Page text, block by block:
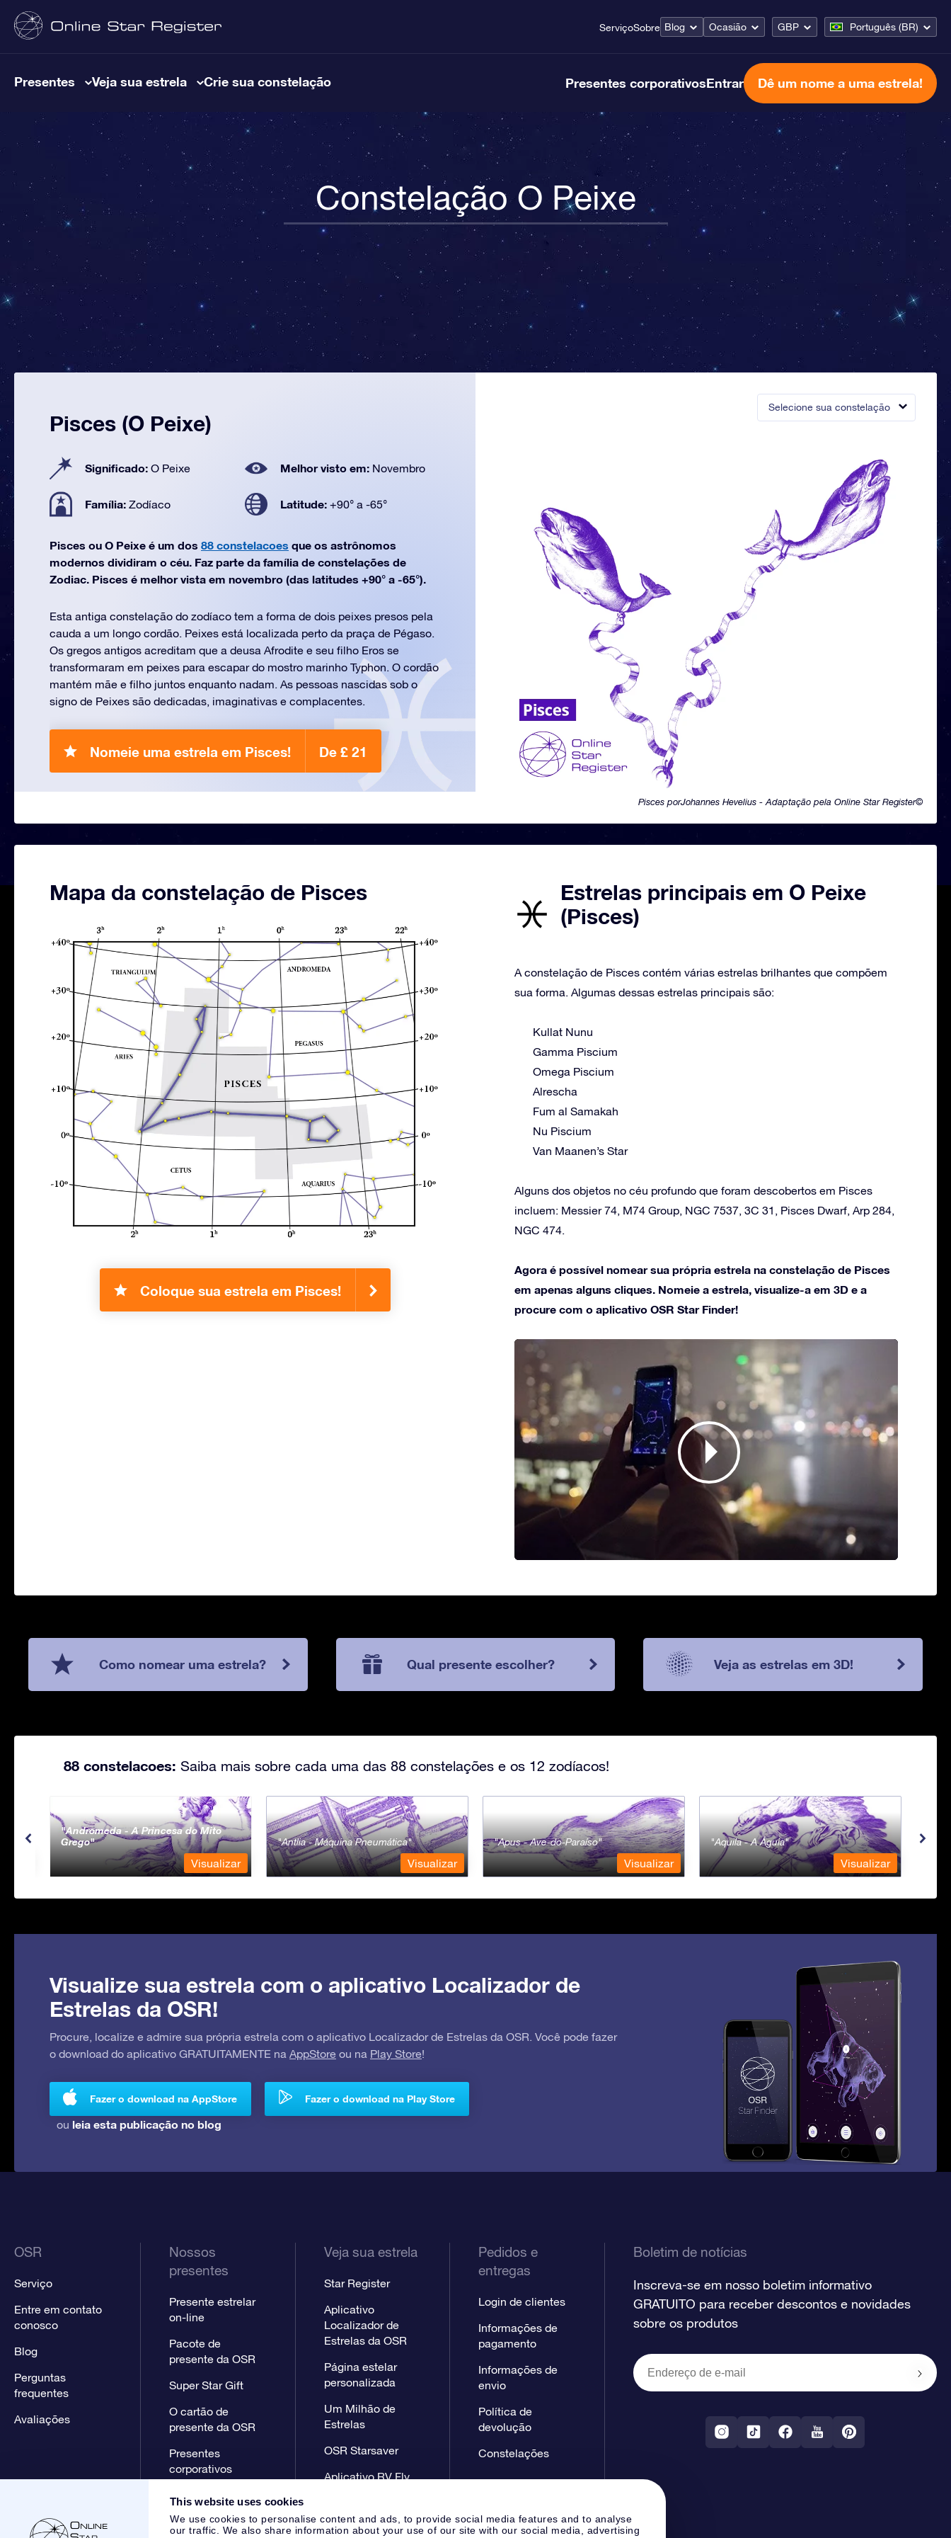
This website uses cookies
We use cookies to personalise content and ads, to provide social media features and to analyse
our traffic. We also share information about your use of our site with our social media, advertising
ServiçoSobre Blog Ocasião GBP Português (BR)
Presentes Veja sua estrela Crie sua constelação Presentes corporativosEntrar Dê um nome a uma estrela!
Constelação O Peixe
Selecione sua constelação
Pisces porJohannes Hevelius - Adaptação pela Online Star Register©
Pisces (O Peixe)
Significado: O Peixe Melhor visto em: Novembro
Família: Zodíaco Latitude: +90° a -65°
Pisces ou O Peixe é um dos 88 constelacoes que os astrônomos
modernos dividiram o céu. Faz parte da família de constelações de
Zodiac. Pisces é melhor vista em novembro (das latitudes +90° a -65°).
Esta antiga constelação do zodíaco tem a forma de dois peixes presos pela
cauda a um longo cordão. Peixes está localizada perto da praça de Pégaso.
Os gregos antigos acreditam que a deusa Afrodite e seu filho Eros se
transformaram em peixes para escapar do mostro marinho Typhon. O cordão
mantém mãe e filho juntos enquanto nadam. As pessoas nascidas sob o
signo de Peixes são dedicadas, imaginativas e complacentes.
Nomeie uma estrela em Pisces! De £ 21
Mapa da constelação de Pisces
Coloque sua estrela em Pisces!
Estrelas principais em O Peixe
(Pisces)
A constelação de Pisces contém várias estrelas brilhantes que compõem
sua forma. Algumas dessas estrelas principais são:
Kullat Nunu
Gamma Piscium
Omega Piscium
Alrescha
Fum al Samakah
Nu Piscium
Van Maanen’s Star
Alguns dos objetos no céu profundo que foram descobertos em Pisces
incluem: Messier 74, M74 Group, NGC 7537, 3C 31, Pisces Dwarf, Arp 284,
NGC 474.
Agora é possível nomear sua própria estrela na constelação de Pisces
em apenas alguns cliques. Nomeie a estrela, visualize-a em 3D e a
procure com o aplicativo OSR Star Finder!
Como nomear uma estrela? Qual presente escolher? Veja as estrelas em 3D!
88 constelacoes: Saiba mais sobre cada uma das 88 constelações e os 12 zodíacos!
Andromeda - A Princesa do Mito
Grego
Visualizar
Antlia - Máquina Pneumática
Visualizar
Apus - Ave-do-Paraíso
Visualizar
Aquila - A Águia
Visualizar
Visualize sua estrela com o aplicativo Localizador de
Estrelas da OSR!
Procure, localize e admire sua própria estrela com o aplicativo Localizador de Estrelas da OSR. Você pode fazer
o download do aplicativo GRATUITAMENTE na AppStore ou na Play Store!
Fazer o download na AppStore Fazer o download na Play Store
ou leia esta publicação no blog
OSR
Serviço
Entre em contato
conosco
Blog
Perguntas
frequentes
Avaliações
Nossos
presentes
Presente estrelar
on-line
Pacote de
presente da OSR
Super Star Gift
O cartão de
presente da OSR
Presentes
corporativos
Veja sua estrela
Star Register
Aplicativo
Localizador de
Estrelas da OSR
Página estelar
personalizada
Um Milhão de
Estrelas
OSR Starsaver
Aplicativo RV Fly
Pedidos e
entregas
Login de clientes
Informações de
pagamento
Informações de
envio
Política de
devolução
Constelações
Boletim de notícias
Inscreva-se em nosso boletim informativo
GRATUITO para receber descontos e novidades
sobre os produtos